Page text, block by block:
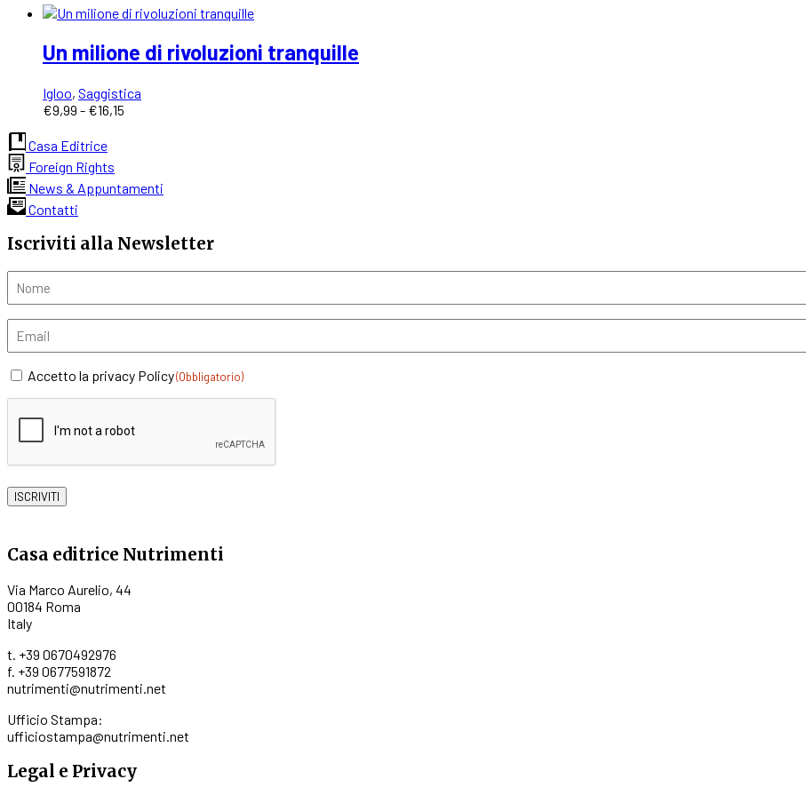
Un milione di rivoluzioni tranquille
Igloo, Saggistica
€9,99 - €16,15
a
Casa Editrice
Foreign Rights
News & Appuntamenti
Contatti
Iscriviti alla Newsletter
(Obbligatorio)
(Obbligatorio)
Consent
Accetto la privacy Policy(Obbligatorio)
CAPTCHA
Casa editrice Nutrimenti
Via Marco Aurelio, 44
00184 Roma
Italy
t. +39 0670492976
f. +39 0677591872
nutrimenti@nutrimenti.net
Ufficio Stampa:
ufficiostampa@nutrimenti.net
Legal e Privacy